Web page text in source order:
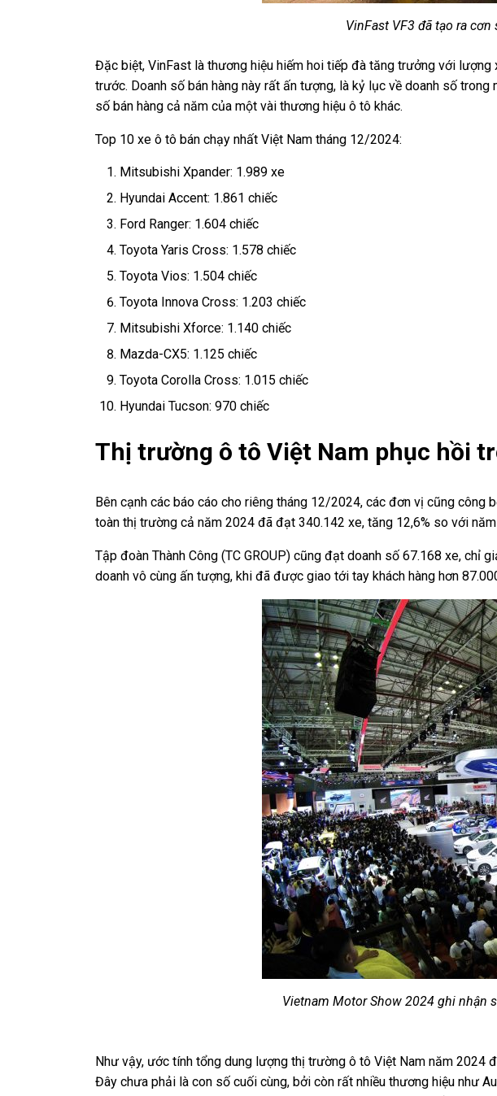
VinFast VF3 đã tạo ra
Đặc biệt, VinFast là thương hiệu hiếm hoi tiếp đà tăng trưởng với
trước. Doanh số bán hàng này rất ấn tượng, là kỷ lục về doanh số
số bán hàng cả năm của một vài thương hiệu ô tô khác.
Top 10 xe ô tô bán chạy nhất Việt Nam tháng 12/2024:
Mitsubishi Xpander: 1.989 xe
Hyundai Accent: 1.861 chiếc
Ford Ranger: 1.604 chiếc
Toyota Yaris Cross: 1.578 chiếc
Toyota Vios: 1.504 chiếc
Toyota Innova Cross: 1.203 chiếc
Mitsubishi Xforce: 1.140 chiếc
Mazda-CX5: 1.125 chiếc
Toyota Corolla Cross: 1.015 chiếc
Hyundai Tucson: 970 chiếc
Thị trường ô tô Việt Nam phục hồi
Bên cạnh các báo cáo cho riêng tháng 12/2024, các đơn vị cũng công
toàn thị trường cả năm 2024 đã đạt 340.142 xe, tăng 12,6% so với
Tập đoàn Thành Công (TC GROUP) cũng đạt doanh số 67.168 xe, chỉ
doanh vô cùng ấn tượng, khi đã được giao tới tay khách hàng hơn
Vietnam Motor Show 2024 ghi nhận
Như vậy, ước tính tổng dung lượng thị trường ô tô Việt Nam năm
Đây chưa phải là con số cuối cùng, bởi còn rất nhiều thương hiệu như